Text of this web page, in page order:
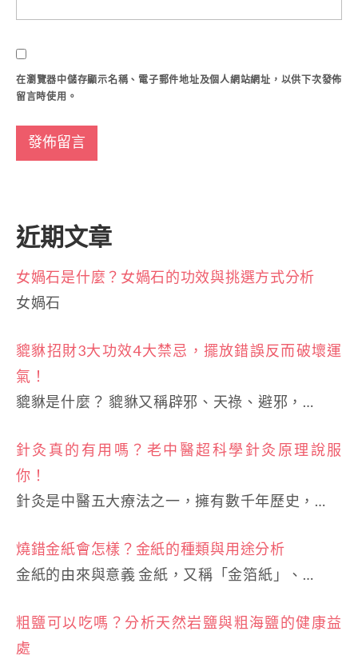
在瀏覽器中儲存顯示名稱、電子郵件地址及個人網站網址，以供下次發佈
留言時使用。
近期文章
女媧石是什麼？女媧石的功效與挑選方式分析
女媧石
貔貅招財3大功效4大禁忌，擺放錯誤反而破壞運
氣！
貔貅是什麼？ 貔貅又稱辟邪、天祿、避邪，…
針灸真的有用嗎？老中醫超科學針灸原理說服
你！
針灸是中醫五大療法之一，擁有數千年歷史，…
燒錯金紙會怎樣？金紙的種類與用途分析
金紙的由來與意義 金紙，又稱「金箔紙」、…
粗鹽可以吃嗎？分析天然岩鹽與粗海鹽的健康益
處